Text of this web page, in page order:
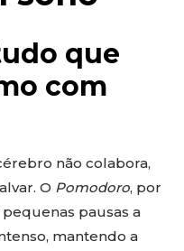
que
com
não colabora,
O Pomodoro, por
pausas a
mantendo a